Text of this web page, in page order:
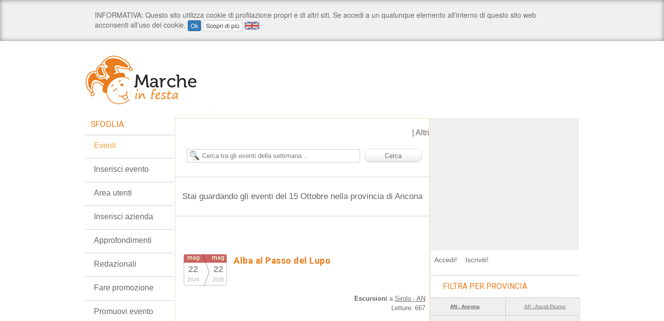
Altri
Stai guardando gli eventi del 15 Ottobre nella provincia di Ancona
mag
22
2024
mag
22
2025
Alba al Passo del Lupo
Escursioni a Sirolo - AN
Letture: 667
SFOGLIA:
Eventi
Inserisci evento
Area utenti
Inserisci azienda
Approfondimenti
Redazionali
Fare promozione
Promuovi evento
Accedi! Iscriviti!
FILTRA PER PROVINCIA
AN - Ancona AP - Ascoli Piceno